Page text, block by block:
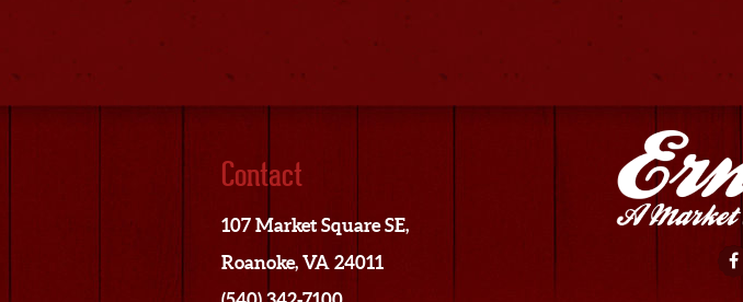
Contact
107 Market Square SE,
Roanoke, VA 24011